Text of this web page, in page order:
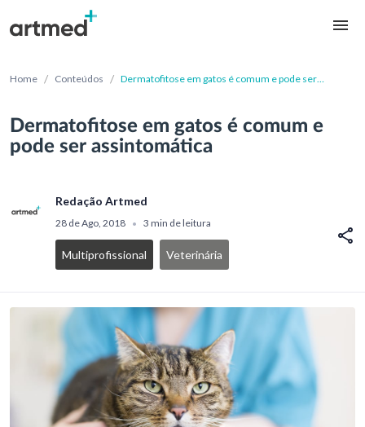
Home / Conteúdos / Dermatofitose em gatos é comum e pode ser
Dermatofitose em gatos é comum e
pode ser assintomática
Redação Artmed
28 de Ago, 2018 • 3 min de leitura
Multiprofissional Veterinária